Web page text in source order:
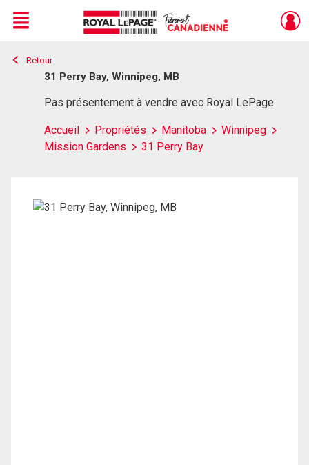
Live
En Direct
Menu
Retour
31 Perry Bay, Winnipeg, MB
Pas présentement à vendre avec Royal LePage
Accueil Propriétés Manitoba
Winnipeg
Mission Gardens
31 Perry Bay